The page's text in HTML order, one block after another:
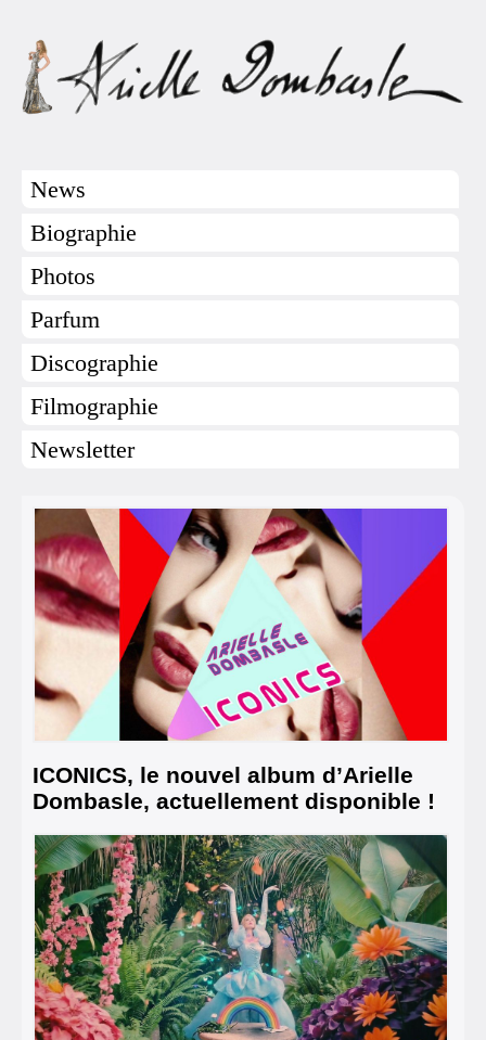
News
Biographie
Photos
Parfum
Discographie
Filmographie
Newsletter
ICONICS, le nouvel album d’Arielle
Dombasle, actuellement disponible !